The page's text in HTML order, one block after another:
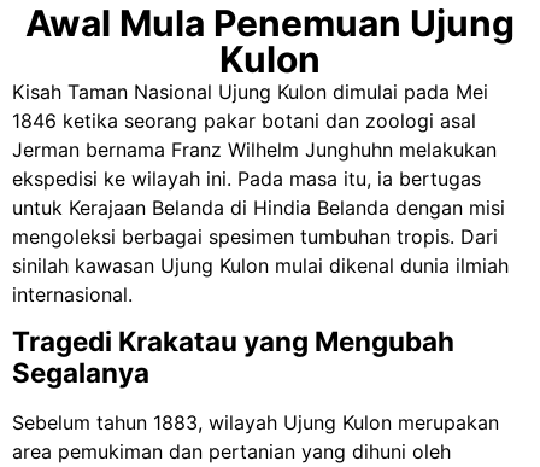
Awal Mula Penemuan Ujung
Kulon
Kisah Taman Nasional Ujung Kulon dimulai pada Mei
1846 ketika seorang pakar botani dan zoologi asal
Jerman bernama Franz Wilhelm Junghuhn melakukan
ekspedisi ke wilayah ini. Pada masa itu, ia bertugas
untuk Kerajaan Belanda di Hindia Belanda dengan misi
mengoleksi berbagai spesimen tumbuhan tropis. Dari
sinilah kawasan Ujung Kulon mulai dikenal dunia ilmiah
internasional.
Tragedi Krakatau yang Mengubah
Segalanya
Sebelum tahun 1883, wilayah Ujung Kulon merupakan
area pemukiman dan pertanian yang dihuni oleh